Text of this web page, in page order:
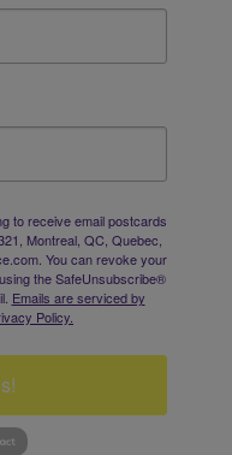
to receive email postcards
Montreal, QC, Quebec,
You can revoke your
the SafeUnsubscribe®
Emails are serviced by
Policy.